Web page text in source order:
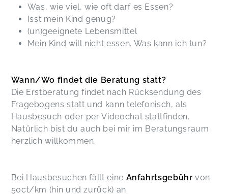
Was, wie viel, wie oft darf es Essen?
Isst mein Kind genug?
(un)geeignete Lebensmittel
Mein Kind will nicht essen. Was kann ich tun?
Wann/Wo findet die Beratung statt?
Die Erstberatung findet nach Rücksendung des
Fragebogens statt und kann telefonisch, als
Hausbesuch oder per Videochat stattfinden.
Natürlich bist du auch bei mir im Beratungsraum
herzlich willkommen.
Bei Hausbesuchen fällt eine Anfahrtsgebühr von
50ct/km (hin und zurück) an.